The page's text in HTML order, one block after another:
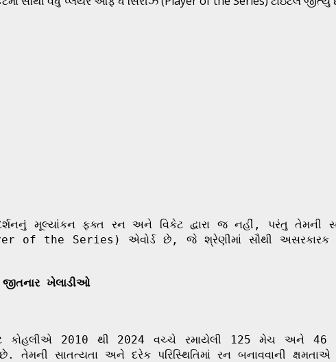
મૂલ્યાંકન ફક્ત રન અને વિકેટ દ્વારા જ નહીં, પરંતુ
of the Series) એવોર્ડ છે, જે શ્રેણીમાં સૌથી
ખેલાડીઓ
કોહલીએ 2010 થી 2024 વચ્ચે રમાયેલી 125 મેચ અને
છે. તેમની સાતત્યતા અને દરેક પરિસ્થિતિમાં રન બનાવવાની